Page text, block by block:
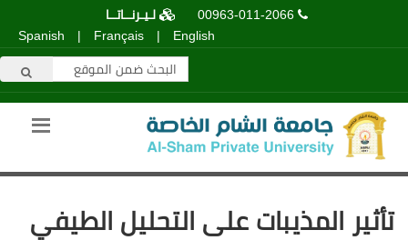
00963-011-2066
لـيـرنــاتــا
English
|
Français
|
Spanish
تأثير المذيبات على التحليل الطيفي